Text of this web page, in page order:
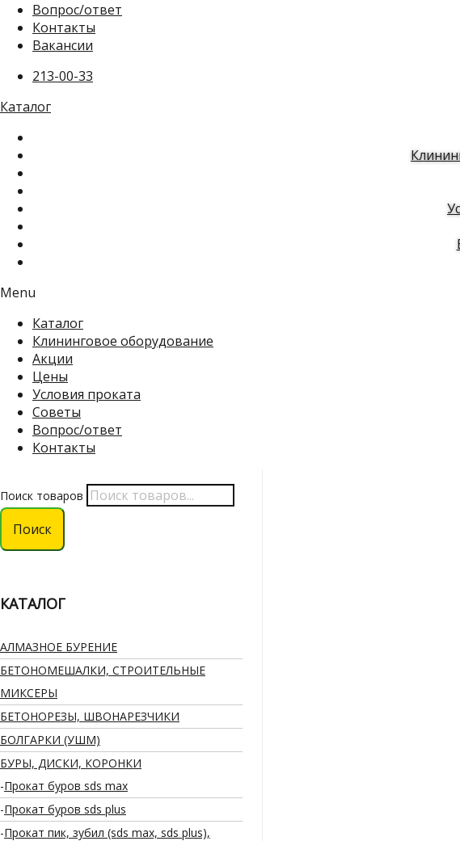
Вопрос/ответ
Контакты
Вакансии
213-00-33
Каталог
Menu
Каталог
Клининговое оборудование
Акции
Цены
Условия проката
Советы
Вопрос/ответ
Контакты
Поиск товаров
Поиск
КАТАЛОГ
АЛМАЗНОЕ БУРЕНИЕ
БЕТОНОМЕШАЛКИ, СТРОИТЕЛЬНЫЕ
МИКСЕРЫ
БЕТОНОРЕЗЫ, ШВОНАРЕЗЧИКИ
БОЛГАРКИ (УШМ)
БУРЫ, ДИСКИ, КОРОНКИ
Прокат буров sds max
Прокат буров sds plus
Прокат пик, зубил (sds max, sds plus),